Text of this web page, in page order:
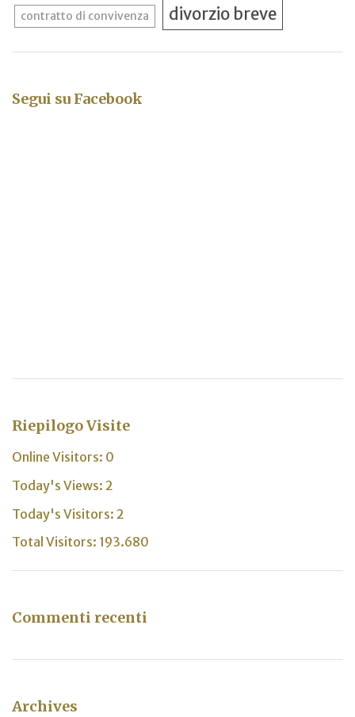
Archives
contratto di convivenza divorzio breve
Segui su Facebook
Riepilogo Visite
Online Visitors: 0
Today's Views: 2
Today's Visitors: 2
Total Visitors: 193.680
Commenti recenti